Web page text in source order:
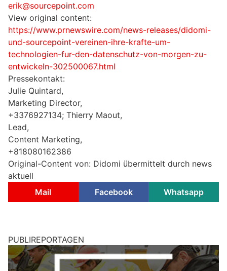
erik@sourcepoint.com
View original content:
https://www.prnewswire.com/news-releases/didomi-
und-sourcepoint-vereinen-ihre-krafte-um-
technologien-fur-den-datenschutz-von-morgen-zu-
entwickeln-302500067.html
Pressekontakt:
Julie Quintard,
Marketing Director,
+3376927134; Thierry Maout,
Lead,
Content Marketing,
+818080162386
Original-Content von: Didomi übermittelt durch news
aktuell
Mail
Facebook Whatsapp
PUBLIREPORTAGEN